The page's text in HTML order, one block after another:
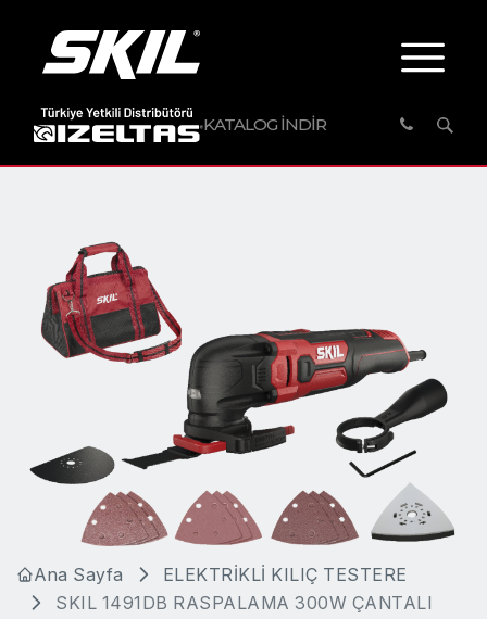
KATALOG İNDİR
Ana Sayfa
ELEKTRİKLİ KILIÇ TESTERE
SKIL 1491DB RASPALAMA 300W ÇANTALI